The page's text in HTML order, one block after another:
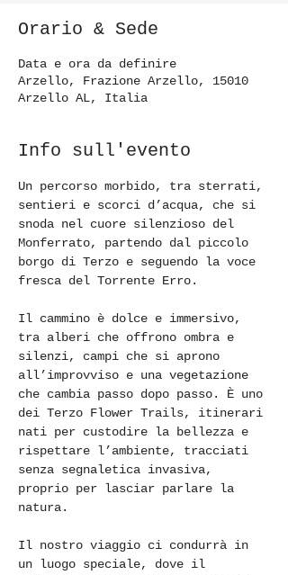
Orario & Sede
Data e ora da definire
Arzello, Frazione Arzello, 15010
Arzello AL, Italia
Info sull'evento
Un percorso morbido, tra sterrati,
sentieri e scorci d’acqua, che si
snoda nel cuore silenzioso del
Monferrato, partendo dal piccolo
borgo di Terzo e seguendo la voce
fresca del Torrente Erro.
Il cammino è dolce e immersivo,
tra alberi che offrono ombra e
silenzi, campi che si aprono
all’improvviso e una vegetazione
che cambia passo dopo passo. È uno
dei Terzo Flower Trails, itinerari
nati per custodire la bellezza e
rispettare l’ambiente, tracciati
senza segnaletica invasiva,
proprio per lasciar parlare la
natura.
Il nostro viaggio ci condurrà in
un luogo speciale, dove il